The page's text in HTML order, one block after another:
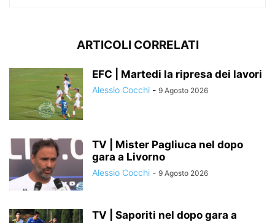
ARTICOLI CORRELATI
EFC | Martedi la ripresa dei lavori
Alessio Cocchi - 9 Agosto 2026
TV | Mister Pagliuca nel dopo
gara a Livorno
Alessio Cocchi - 9 Agosto 2026
TV | Saporiti nel dopo gara a